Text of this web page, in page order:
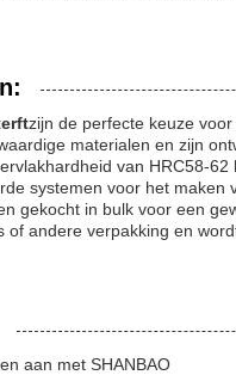
zijn de perfecte keuze
materialen en zijn
van HRC58-
systemen voor het maken
gekocht in bulk voor een
of andere verpakking en
aan met SHANBAO